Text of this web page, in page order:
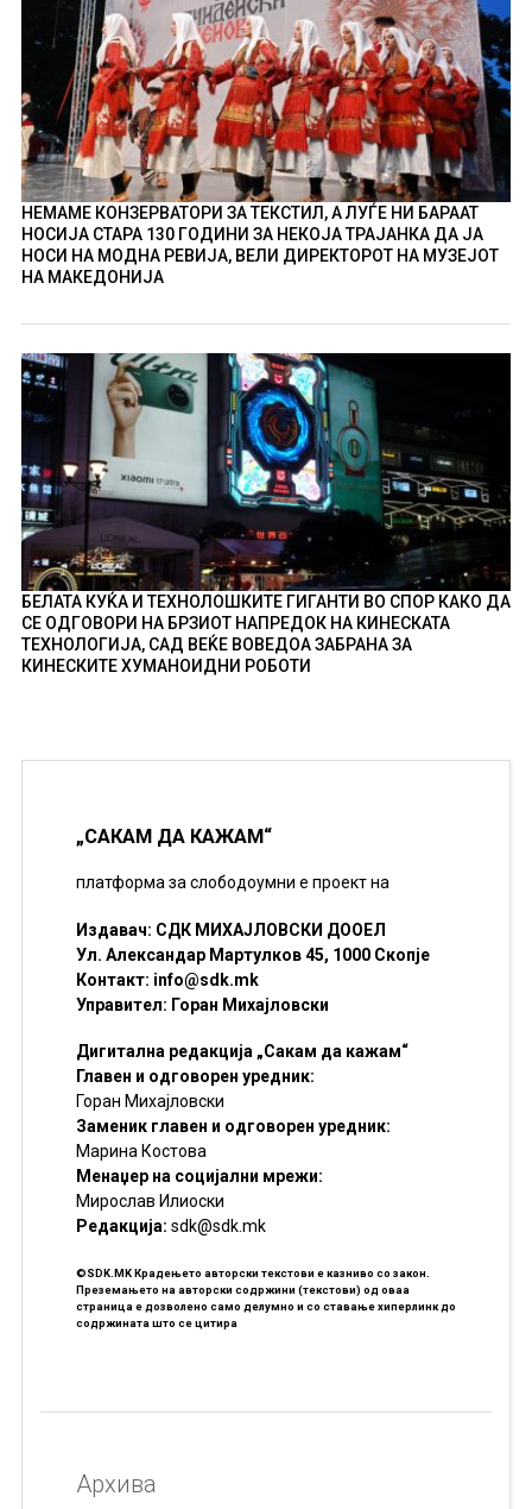
НЕМАМЕ КОНЗЕРВАТОРИ ЗА ТЕКСТИЛ, А ЛУЃЕ НИ БАРААТ
НОСИЈА СТАРА 130 ГОДИНИ ЗА НЕКОЈА ТРАЈАНКА ДА ЈА
НОСИ НА МОДНА РЕВИЈА, ВЕЛИ ДИРЕКТОРОТ НА МУЗЕЈОТ
НА МАКЕДОНИЈА
БЕЛАТА КУЌА И ТЕХНОЛОШКИТЕ ГИГАНТИ ВО СПОР КАКО ДА
СЕ ОДГОВОРИ НА БРЗИОТ НАПРЕДОК НА КИНЕСКАТА
ТЕХНОЛОГИЈА, САД ВЕЌЕ ВОВЕДОА ЗАБРАНА ЗА
КИНЕСКИТЕ ХУМАНОИДНИ РОБОТИ
„САКАМ ДА КАЖАМ“
платформа за слободоумни е проект на
Издавач: СДК МИХАЈЛОВСКИ ДООЕЛ
Ул. Александар Мартулков 45, 1000 Скопје
Контакт: info@sdk.mk
Управител: Горан Михајловски
Дигитална редакција „Сакам да кажам“
Главен и одговорен уредник:
Горан Михајловски
Заменик главен и одговорен уредник:
Марина Костова
Менаџер на социјални мрежи:
Мирослав Илиоски
Редакцијa: sdk@sdk.mk
©SDK.MK Крадењето авторски текстови е казниво со закон.
Преземањето на авторски содржини (текстови) од оваа
страница е дозволено само делумно и со ставање хиперлинк до
содржината што се цитира
Архива